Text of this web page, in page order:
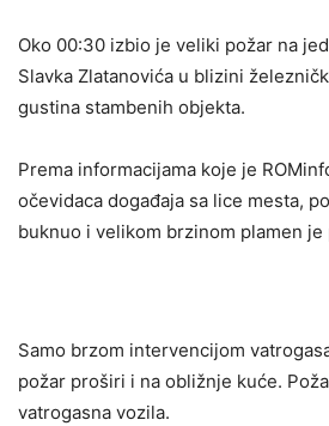
Oko 00:30 izbio je veliki požar na
Slavka Zlatanovića u blizini
gustina stambenih objekta.
Prema informacijama koje je
očevidaca događaja sa lice mesta,
buknuo i velikom brzinom plamen
Samo brzom intervencijom
požar proširi i na obližnje kuće.
vatrogasna vozila.